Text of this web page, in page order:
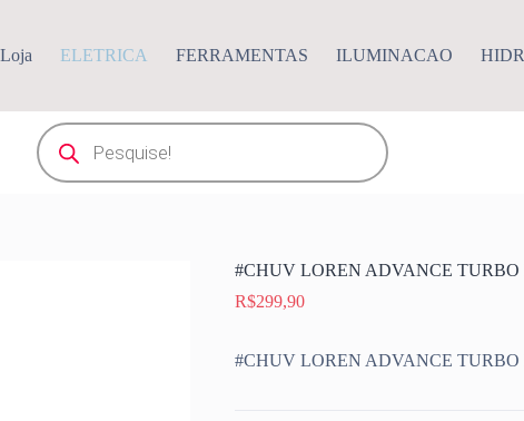
Loja ELETRICA FERRAMENTAS ILUMINACAO
Pesquisar
produtos
#CHUV LOREN ADVANCE TURBO
R$299,90
#CHUV LOREN ADVANCE TURBO